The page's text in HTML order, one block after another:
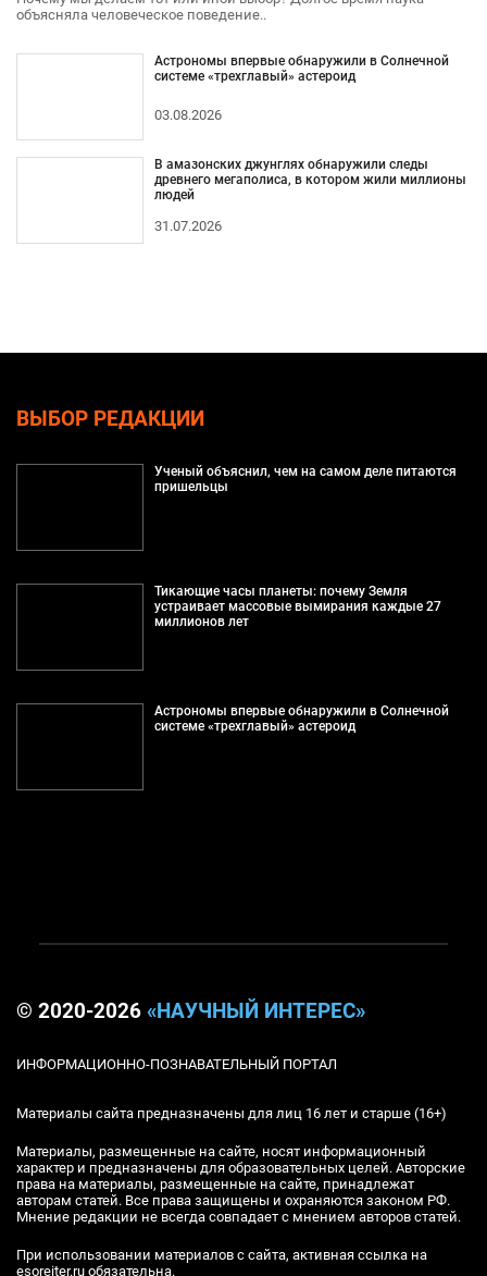
объясняла человеческое поведение..
Астрономы впервые обнаружили в Солнечной
системе «трехглавый» астероид
03.08.2026
В амазонских джунглях обнаружили следы
древнего мегаполиса, в котором жили миллионы
людей
31.07.2026
ВЫБОР РЕДАКЦИИ
Ученый объяснил, чем на самом деле питаются
пришельцы
Тикающие часы планеты: почему Земля
устраивает массовые вымирания каждые 27
миллионов лет
Астрономы впервые обнаружили в Солнечной
системе «трехглавый» астероид
© 2020-2026 «НАУЧНЫЙ ИНТЕРЕС»
ИНФОРМАЦИОННО-ПОЗНАВАТЕЛЬНЫЙ ПОРТАЛ
Материалы сайта предназначены для лиц 16 лет и старше (16+)
Материалы, размещенные на сайте, носят информационный
характер и предназначены для образовательных целей. Авторские
права на материалы, размещенные на сайте, принадлежат
авторам статей. Все права защищены и охраняются законом РФ.
Мнение редакции не всегда совпадает с мнением авторов статей.
При использовании материалов с сайта, активная ссылка на
esoreiter.ru обязательна.